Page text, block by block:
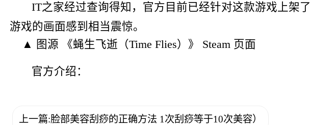
IT之家经过查询得知，官方目前已经针对这款游戏上架
游戏的画面感到相当震惊。
▲ 图源 《蝇生飞逝（Time Flies）》 Steam 页面
官方介绍：
上一篇:脸部美容刮痧的正确方法 1次刮痧等于10次美容）